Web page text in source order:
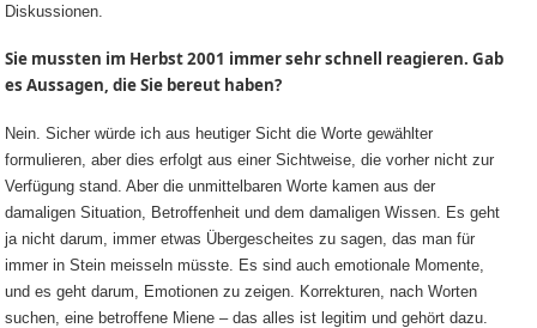
Diskussionen.
Sie mussten im Herbst 2001 immer sehr schnell reagieren. Gab
es Aussagen, die Sie bereut haben?
Nein. Sicher würde ich aus heutiger Sicht die Worte gewählter
formulieren, aber dies erfolgt aus einer Sichtweise, die vorher nicht zur
Verfügung stand. Aber die unmittelbaren Worte kamen aus der
damaligen Situation, Betroffenheit und dem damaligen Wissen. Es geht
ja nicht darum, immer etwas Übergescheites zu sagen, das man für
immer in Stein meisseln müsste. Es sind auch emotionale Momente,
und es geht darum, Emotionen zu zeigen. Korrekturen, nach Worten
suchen, eine betroffene Miene – das alles ist legitim und gehört dazu.